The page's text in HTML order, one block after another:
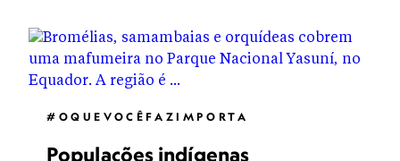
#OQUEVOCÊFAZIMPORTA
Populações indígenas